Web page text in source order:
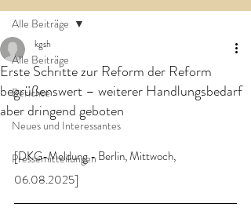
Alle Beiträge
Berichte
Neues und Interessantes
Pressemitteilungen
Alle Beiträge
Erste Schritte zur Reform der Reform
begrüßenswert – weiterer Handlungsbedarf
aber dringend geboten
kgsh
[DKG-Meldung - Berlin, Mittwoch,
06.08.2025]